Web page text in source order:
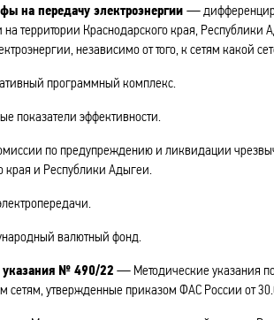
на передачу электроэнергии —
на территории Краснодарского края,
независимо от того, к сетям какой
программный комплекс.
показатели эффективности.
по предупреждению и ликвидации
края и Республики Адыгеи.
валютный фонд.
указания № 490/22 — Методические указания
сетям, утвержденные приказом ФАС России от